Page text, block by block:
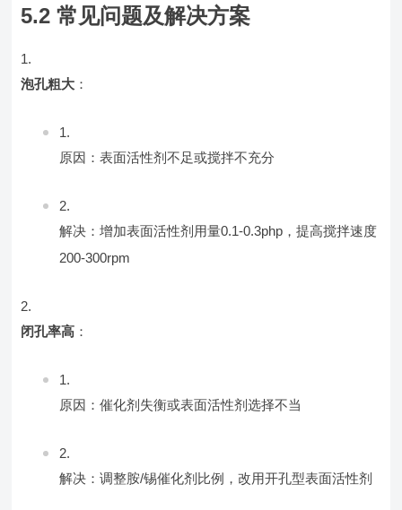
5.2 常见问题及解决方案
泡孔粗大 ：
原因：表面活性剂不足或搅拌不充分
解决：增加表面活性剂用量0.1-0.3php，提高搅拌速度
200-300rpm
闭孔率高 ：
原因：催化剂失衡或表面活性剂选择不当
解决：调整胺/锡催化剂比例，改用开孔型表面活性剂